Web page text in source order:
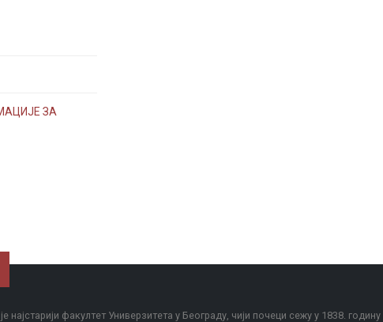
ЗА
најстарији факултет Универзитета у Београду, чији почеци сежу у 1838.